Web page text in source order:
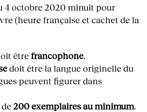
4 octobre 2020 minuit pour
(heure française et cachet de la
êtrefrancophone.
doit être la langue originelle du
peuvent figurer dans
200 exemplaires au minimum.